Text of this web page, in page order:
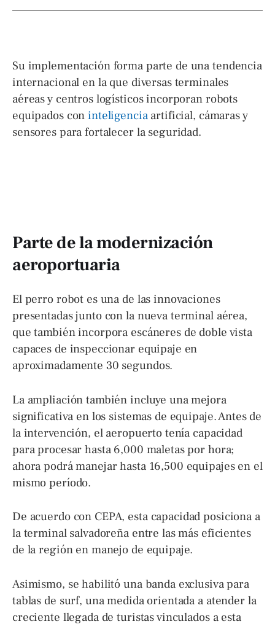
Su implementación forma parte de una tendencia
internacional en la que diversas terminales
aéreas y centros logísticos incorporan robots
equipados coninteligencia artificial, cámaras y
sensores para fortalecer la seguridad.
Parte de la modernización
aeroportuaria
El perro robot es una de las innovaciones
presentadas junto con la nueva terminal aérea,
que también incorpora escáneres de doble vista
capaces de inspeccionar equipaje en
aproximadamente 30 segundos.
La ampliación también incluye una mejora
significativa en los sistemas de equipaje. Antes de
la intervención, el aeropuerto tenía capacidad
para procesar hasta 6,000 maletas por hora;
ahora podrá manejar hasta 16,500 equipajes en el
mismo período.
De acuerdo con CEPA, esta capacidad posiciona a
la terminal salvadoreña entre las más eficientes
de la región en manejo de equipaje.
Asimismo, se habilitó una banda exclusiva para
tablas de surf, una medida orientada a atender la
creciente llegada de turistas vinculados a esta